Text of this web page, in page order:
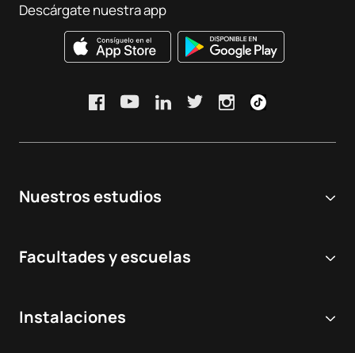
Nuestros estudios
Grados Universitarios
Facultades y escuelas
Instalaciones
Descárgate nuestra app